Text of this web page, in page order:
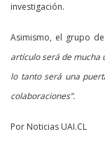
investigación.
Asimismo, el grupo
artículo será de mucha
lo tanto será una
colaboraciones”.
Por Noticias UAI.CL